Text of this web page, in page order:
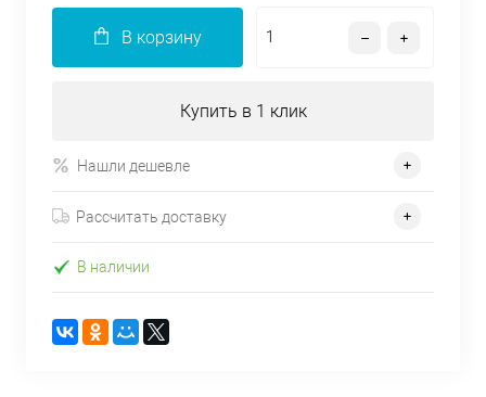
В корзину
Купить в 1 клик
Нашли дешевле
Рассчитать доставку
В наличии